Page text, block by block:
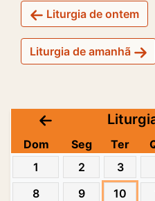
Liturgia de ontem
Liturgia de amanhã
Dom Seg Ter
1
2 3
8
9 10